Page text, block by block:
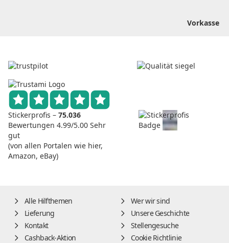
Vorkasse
Stickerprofis – 75.036
Bewertungen 4.99/5.00 Sehr
gut
(von allen Portalen wie hier,
Amazon, eBay)
Alle Hilfthemen
Wer wir sind
Lieferung
Unsere Geschichte
Kontakt
Stellengesuche
Cashback-Aktion
Cookie Richtlinie